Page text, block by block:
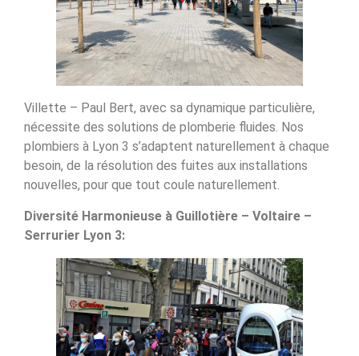
Villette – Paul Bert, avec sa dynamique particulière,
nécessite des solutions de plomberie fluides. Nos
plombiers à Lyon 3 s’adaptent naturellement à chaque
besoin, de la résolution des fuites aux installations
nouvelles, pour que tout coule naturellement.
Diversité Harmonieuse à Guillotière – Voltaire –
Serrurier Lyon 3: